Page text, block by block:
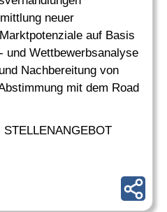
neuer
auf Basis
und Wettbewerbsanalyse
Nachbereitung von
mit dem Road